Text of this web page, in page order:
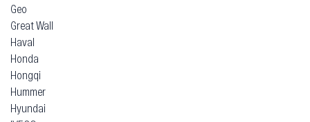
Geo
Great Wall
Haval
Honda
Hongqi
Hummer
Hyundai